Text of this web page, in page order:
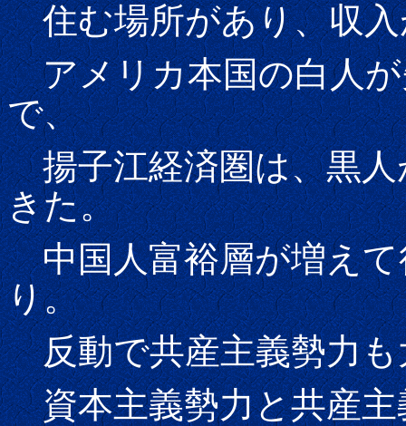
住む場所があり、収入
アメリカ本国の白人が
で、
揚子江経済圏は、黒人
きた。
中国人富裕層が増えて
り。
反動で共産主義勢力も
資本主義勢力と共産主